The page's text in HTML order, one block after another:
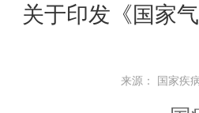
关于印发《国家
来源： 国家疾